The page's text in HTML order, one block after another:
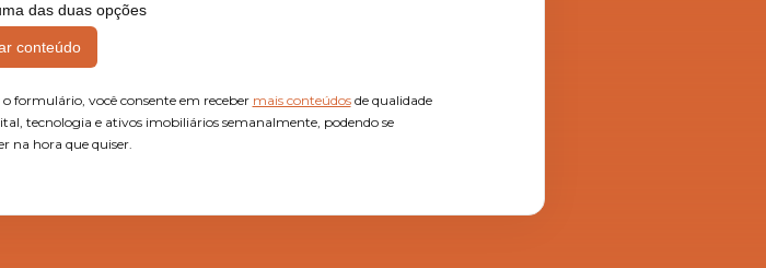
das duas opções
formulário, você consente em receber mais conteúdosde qualidade
tecnologia e ativos imobiliários semanalmente, podendo se
na hora que quiser.